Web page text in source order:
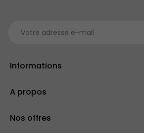
Informations
A propos
Nos offres